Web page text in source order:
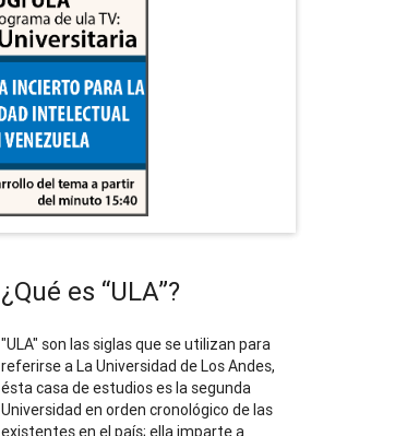
¿Qué es “ULA”?
"ULA" son las siglas que se utilizan para
referirse a La Universidad de Los Andes,
ésta casa de estudios es la segunda
Universidad en orden cronológico de las
existentes en el país; ella imparte a